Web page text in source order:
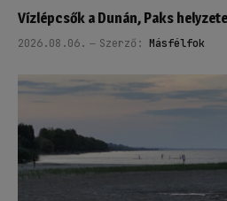
Vízlépcsők a Dunán, Paks
2026.08.06. Szerző: Másfélfok